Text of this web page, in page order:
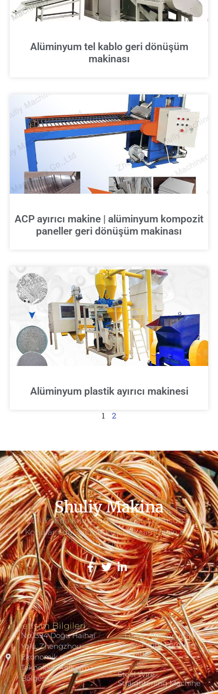
Alüminyum tel kablo geri dönüşüm
makinası
ACP ayırıcı makine | alüminyum kompozit
paneller geri dönüşüm makinası
Alüminyum plastik ayırıcı makinesi
1 2
Shuliy Makina
2011 Yılında Kuruldu. Kablo Geri Dönüşümü
Konularında Size Yardımcı Olmamız Için Bizi
Seçin.
İletişim Bilgileri
No.1394 Doğu Haihai
Yolu, Zhengzhou
Ekonomik ve
Teknolojik Kalkınma
Bölgesi
Blog Öngörüleri
Screw Flight Forming
Machine
Steel Wire
Straightening Machine